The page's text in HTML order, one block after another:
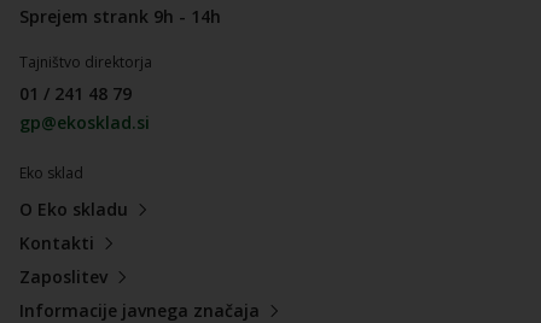
Sprejem strank 9h - 14h
Tajništvo direktorja
01 / 241 48 79
gp@ekosklad.si
Eko sklad
O Eko skladu
Kontakti
Zaposlitev
Informacije javnega značaja